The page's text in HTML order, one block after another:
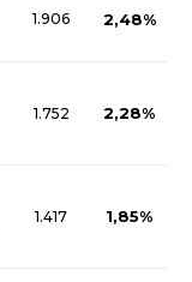
1.906 2,48%
1.752 2,28%
1.417 1,85%